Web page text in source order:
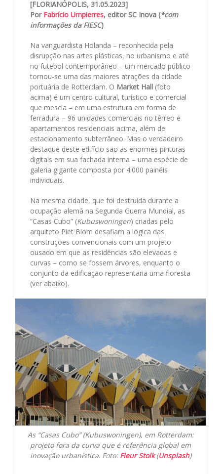
[FLORIANÓPOLIS, 31.05.2023]
Por Fabrício Umpierres, editor SC Inova (*com
informações da FIESC)
Na vanguardista Holanda – reconhecida pela
disrupção nas artes plásticas, no urbanismo e até
no futebol contemporâneo – um mercado público
tornou-se uma das maiores atrações da cidade
portuária de Rotterdam. O Market Hall (foto
acima) é um centro cultural, turístico e comercial
que mescla – em uma estrutura em forma de
ferradura – 96 unidades comerciais no térreo e
apartamentos residenciais acima, além de
estacionamento subterrâneo. Mas o verdadeiro
destaque deste edifício são as enormes pinturas
digitais em sua fachada interna – uma espécie de
galeria gigante composta por 4.000 painéis
individuais.
Na mesma cidade, que foi destruída durante a
ocupação alemã na Segunda Guerra Mundial, as
“Casas Cubo” (Kubuswoningen) criadas pelo
arquiteto Piet Blom desafiam a lógica das
construções convencionais com um projeto
ousado em que as residências são elevadas e
curvas – como se fossem árvores, enquanto o
conjunto da edificação representaria uma floresta
(ver abaixo).
As “Casas Cubo” (Kubuswoningen), em Rotterdam:
projeto fora da curva que é referência global em
inovação urbanística. Foto: Fleur Stolk(Unsplash)